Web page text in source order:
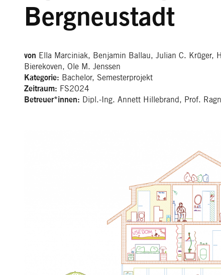
Bergneustadt
von Ella Marciniak, Benjamin Ballau, Julian C. Krüger,
Bierekoven, Ole M. Jenssen
Kategorie: Bachelor, Semesterprojekt
Zeitraum: FS2024
Betreuer*innen: Dipl.-Ing. Annett Hillebrand, Prof.